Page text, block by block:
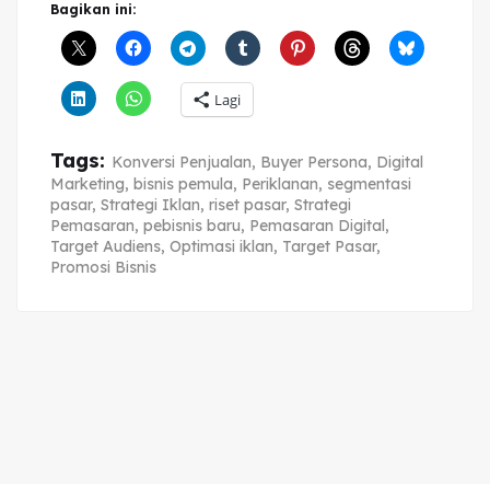
Bagikan ini:
Lagi
Tags: Konversi Penjualan, Buyer Persona, Digital
Marketing, bisnis pemula, Periklanan, segmentasi
pasar, Strategi Iklan, riset pasar, Strategi
Pemasaran, pebisnis baru, Pemasaran Digital,
Target Audiens, Optimasi iklan, Target Pasar,
Promosi Bisnis